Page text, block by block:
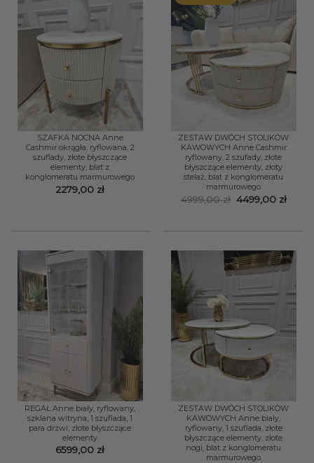
SZAFKA NOCNA Anne
Cashmir okrągła, ryflowana, 2
szuflady, złote błyszczące
elementy, blat z
konglomeratu marmurowego
2279,00 zł
ZESTAW DWÓCH STOLIKÓW
KAWOWYCH Anne Cashmir
ryflowany, 2 szufady, złote
błyszczące elementy, złoty
stelaż, blat z konglomeratu
marmurowego
4999,00zł Pierwotna
4499,00 zł
REGAŁ Anne biały, ryflowany,
szklana witryna, 1 szuflada, 1
para drzwi, złote błyszczące
elementy
6599,00 zł
ZESTAW DWÓCH STOLIKÓW
KAWOWYCH Anne biały,
ryflowany, 1 szuflada, złote
błyszczące elementy, złote
nogi, blat z konglomeratu
marmurowego